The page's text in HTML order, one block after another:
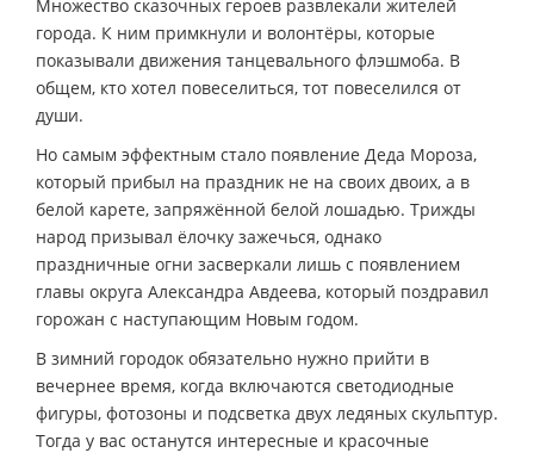
Множество сказочных героев развлекали жителей
города. К ним примкнули и волонтёры, которые
показывали движения танцевального флэшмоба. В
общем, кто хотел повеселиться, тот повеселился от
души.
Но самым эффектным стало появление Деда Мороза,
который прибыл на праздник не на своих двоих, а в
белой карете, запряжённой белой лошадью. Трижды
народ призывал ёлочку зажечься, однако
праздничные огни засверкали лишь с появлением
главы округа Александра Авдеева, который поздравил
горожан с наступающим Новым годом.
В зимний городок обязательно нужно прийти в
вечернее время, когда включаются светодиодные
фигуры, фотозоны и подсветка двух ледяных скульптур.
Тогда у вас останутся интересные и красочные